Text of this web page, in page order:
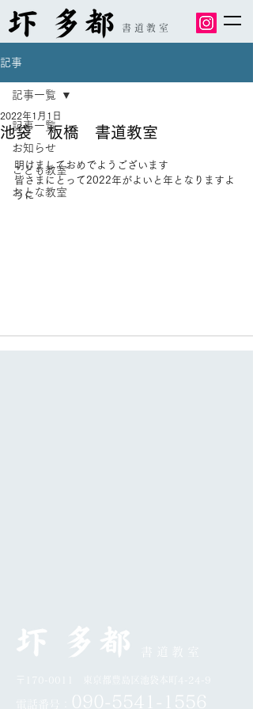
書道教室
記事
記事一覧
お知らせ
こども教室
おとな教室
記事一覧
池袋 板橋 書道教室
2022年1月1日
明けましておめでようございます
皆さまにとって2022年がよいと年となりますよ
うに
書道教室
電話番号： 090-5541-1556